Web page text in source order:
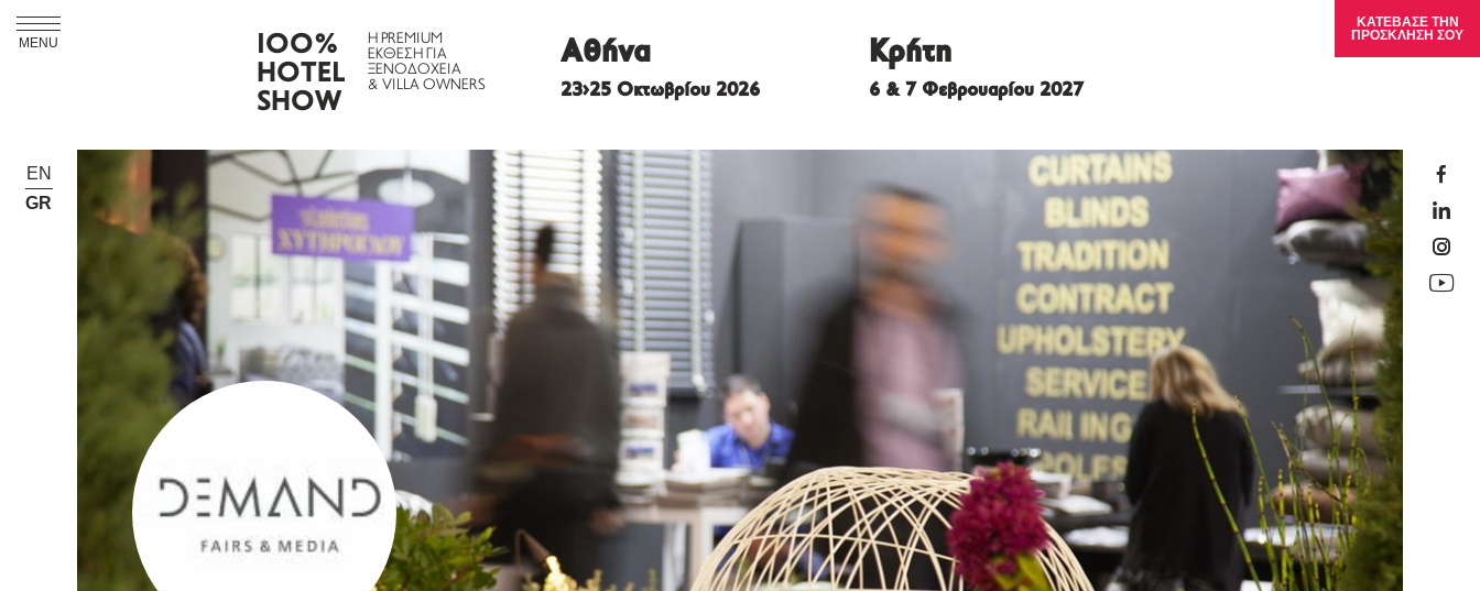
MENU
ΙΟΟ%
HOTEL
SHOW
Η PREMIUM
ΕΚΘΕΣΗ ΓΙΑ
ΞΕΝΟΔΟΧΕΙΑ
& VILLA OWNERS
Αθήνα
23>25 Οκτωβρίου 2026
Κρήτη
6 & 7 Φεβρουαρίου 2027
ΚΑΤΕΒΑΣΕ ΤΗΝ
ΠΡΟΣΚΛΗΣΗ ΣΟΥ
EN
GR